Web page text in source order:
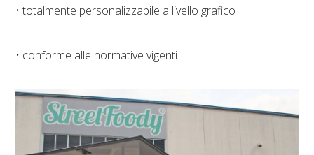
• totalmente personalizzabile a livello grafico
• conforme alle normative vigenti